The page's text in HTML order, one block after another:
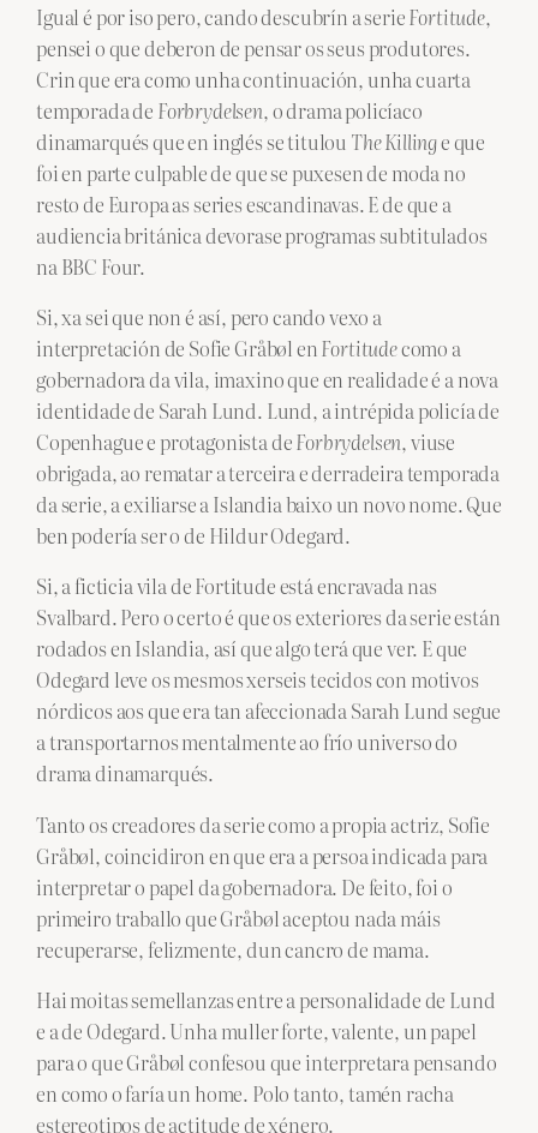
Igual é por iso pero, cando descubrín a serieFortitude,
pensei o que deberon de pensar os seus produtores.
Crin que era como unha continuación, unha cuarta
temporada de Forbrydelsen, o drama policíaco
dinamarqués que en inglés se titulou The Killinge que
foi en parte culpable de que se puxesen de moda no
resto de Europa as series escandinavas. E de que a
audiencia británica devorase programas subtitulados
na BBC Four.
Si, xa sei que non é así, pero cando vexo a
interpretación de Sofie Gråbøl enFortitudecomo a
gobernadora da vila, imaxino que en realidade é a nova
identidade de Sarah Lund. Lund, a intrépida policía de
Copenhague e protagonista deForbrydelsen, viuse
obrigada, ao rematar a terceira e derradeira temporada
da serie, a exiliarse a Islandia baixo un novo nome. Que
ben podería ser o de Hildur Odegard.
Si, a ficticia vila de Fortitude está encravada nas
Svalbard. Pero o certo é que os exteriores da serie están
rodados en Islandia, así que algo terá que ver. E que
Odegard leve os mesmos xerseis tecidos con motivos
nórdicos aos que era tan afeccionada Sarah Lund segue
a transportarnos mentalmente ao frío universo do
drama dinamarqués.
Tanto os creadores da serie como a propia actriz, Sofie
Gråbøl, coincidiron en que era a persoa indicada para
interpretar o papel da gobernadora. De feito, foi o
primeiro traballo que Gråbøl aceptou nada máis
recuperarse, felizmente, dun cancro de mama.
Hai moitas semellanzas entre a personalidade de Lund
e a de Odegard. Unha muller forte, valente, un papel
para o que Gråbøl confesou que interpretara pensando
en como o faría un home. Polo tanto, tamén racha
estereotipos de actitude de xénero.